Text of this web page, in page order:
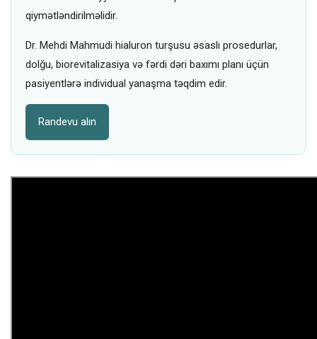
qiymətləndirilməlidir.
Dr. Mehdi Mahmudi hialuron turşusu əsaslı prosedurlar,
dolğu, biorevitalizasiya və fərdi dəri baxımı planı üçün
pasiyentlərə individual yanaşma təqdim edir.
Randevu alın